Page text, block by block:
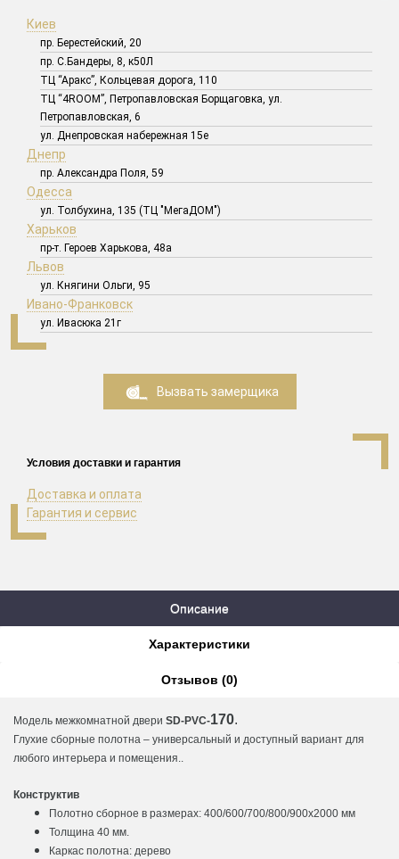
Киев
пр. Берестейский, 20
пр. С.Бандеры, 8, к50Л
ТЦ “Аракс”, Кольцевая дорога, 110
ТЦ “4ROOM”, Петропавловская Борщаговка, ул.
Петропавловская, 6
ул. Днепровская набережная 15е
Днепр
пр. Александра Поля, 59
Одесса
ул. Толбухина, 135 (ТЦ "МегаДОМ")
Харьков
пр-т. Героев Харькова, 48а
Львов
ул. Княгини Ольги, 95
Ивано-Франковск
ул. Ивасюка 21г
Вызвать замерщика
Условия доставки и гарантия
Доставка и оплата
Гарантия и сервис
Описание
Характеристики
Отзывов (0)
Модель межкомнатной двери SD-PVC-170.
Глухие сборные полотна – универсальный и доступный вариант для
любого интерьера и помещения..
Конструктив
Полотно cборное в размерах: 400/600/700/800/900х2000 мм
Толщина 40 мм.
Каркас полотна: дерево